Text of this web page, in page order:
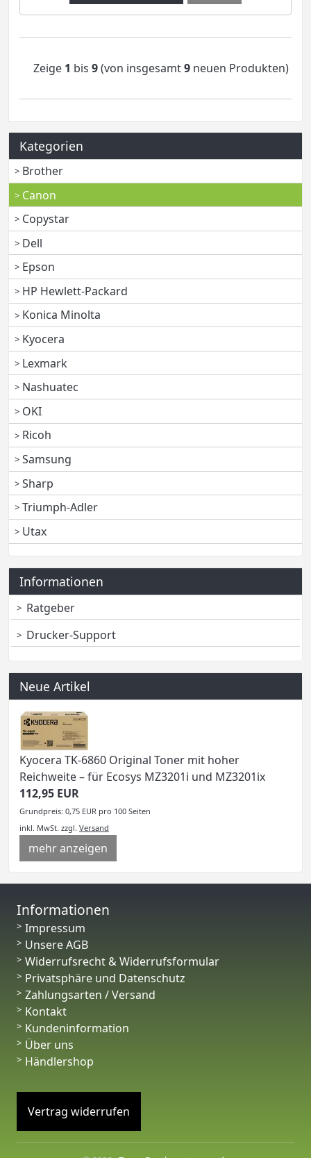
Zeige 1 bis 9(von insgesamt9 neuen Produkten)
Kategorien
Brother
Canon
Copystar
Dell
Epson
HP Hewlett-Packard
Konica Minolta
Kyocera
Lexmark
Nashuatec
OKI
Ricoh
Samsung
Sharp
Triumph-Adler
Utax
Informationen
Ratgeber
Drucker-Support
Neue Artikel
Kyocera TK-6860 Original Toner mit hoher
Reichweite – für Ecosys MZ3201i und MZ3201ix
112,95 EUR
Grundpreis: 0,75 EUR pro 100 Seiten
inkl. MwSt. zzgl. Versand
mehr anzeigen
Informationen
Impressum
Unsere AGB
Widerrufsrecht & Widerrufsformular
Privatsphäre und Datenschutz
Zahlungsarten / Versand
Kontakt
Kundeninformation
Über uns
Händlershop
Vertrag widerrufen